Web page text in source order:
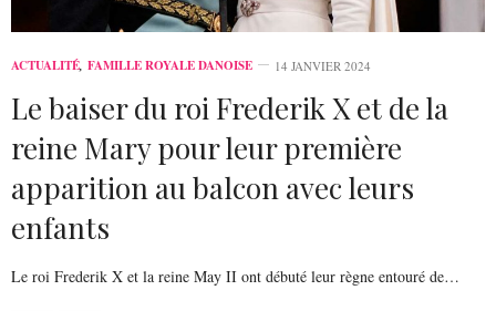
ACTUALITÉ, FAMILLE ROYALE DANOISE 14 JANVIER 2024
Le baiser du roi Frederik X et de la
reine Mary pour leur première
apparition au balcon avec leurs
enfants
Le roi Frederik X et la reine May II ont débuté leur règne entouré de…